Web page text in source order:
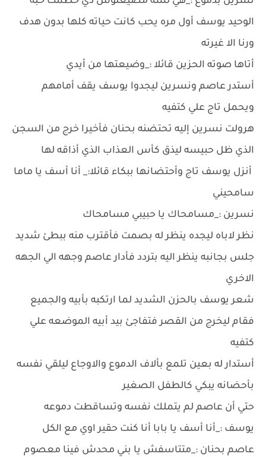
الوحيد يوسف أول مره يحب كانت حياته كلها بدون هدف
ورنا الا غيرته
أتاها صوته الحزين قائلا :_وضيعتها من أيدي
أستدر عاصم ونسرين ليجدوا يوسف يقف أمامهم
ويحمل تاج علي كتفيه
هرولت نسرين إليه تحتضنه بحنان فأخيرا خرج من السجن
الذي ظل حبيسه ليذق كأس العذاب الذي أذاقه لها
أنزل يوسف تاج وأحتضانها ببكاء قائلا:_ أنا أسف يا ماما
سامحيني
نسرين :_مسامحاك يا حبيبي مسامحاك
نظر لاباه ليجده ينظر له بصمت فأقترب منه ببطئ شديد
جلس بجانبه ينظر اليه بتردد فأدار عاصم وجهه الي الجهه
الاخري
شعر يوسف بالحزن الشديد لما ارتكبه بأبيه والجميع
فقام ليخرج من القصر فتفاجئ بيد أبيه الموضعه علي
كتفيه
أستدار له بعين تلمع بألاف الدموع والاوجاع ليلقي نفسه
بأحضانه يبكي كالطفل الصغير
حتي أن عاصم لم يتملك نفسه وتساقطت دموعه
يوسف :_أنا أسف يا بابا أنا كنت حقير اوي مع الكل
عاصم بحنان :_متتاسفش يا بني محدش فينا معصوم